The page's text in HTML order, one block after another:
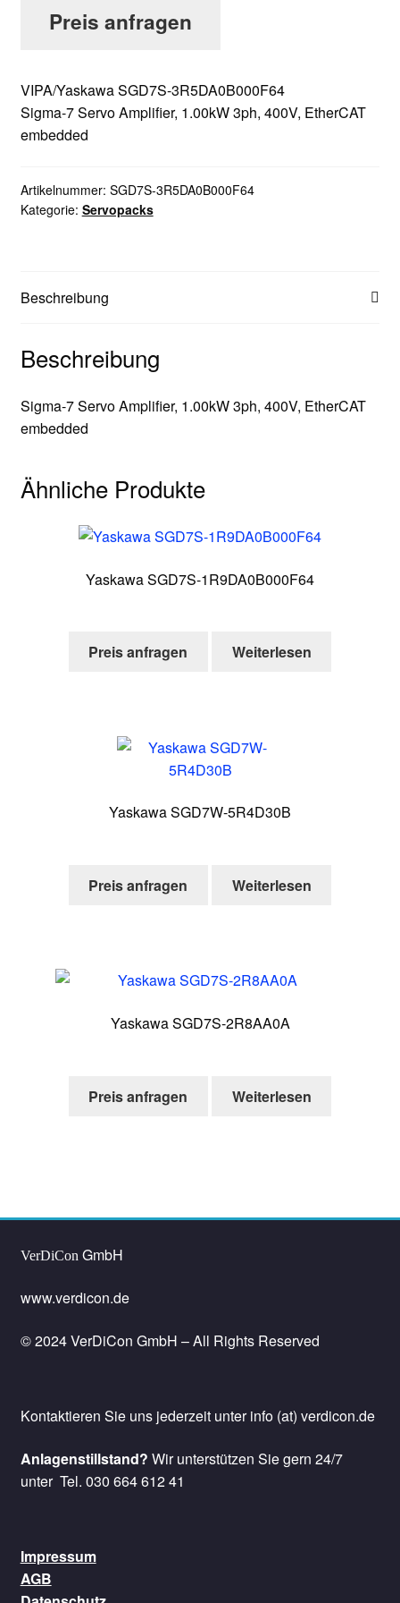
Preis anfragen
VIPA/Yaskawa SGD7S-3R5DA0B000F64
Sigma-7 Servo Amplifier, 1.00kW 3ph, 400V, EtherCAT
embedded
Artikelnummer: SGD7S-3R5DA0B000F64
Kategorie: Servopacks
Beschreibung
Beschreibung
Sigma-7 Servo Amplifier, 1.00kW 3ph, 400V, EtherCAT
embedded
Ähnliche Produkte
Yaskawa SGD7S-1R9DA0B000F64
Preis anfragen Weiterlesen
Yaskawa SGD7W-5R4D30B
Preis anfragen Weiterlesen
Yaskawa SGD7S-2R8AA0A
Preis anfragen Weiterlesen
VerDiCon GmbH
www.verdicon.de
© 2024 VerDiCon GmbH – All Rights Reserved
Kontaktieren Sie uns jederzeit unter info (at) verdicon.de
Anlagenstillstand? Wir unterstützen Sie gern 24/7
unter Tel. 030 664 612 41
Impressum
AGB